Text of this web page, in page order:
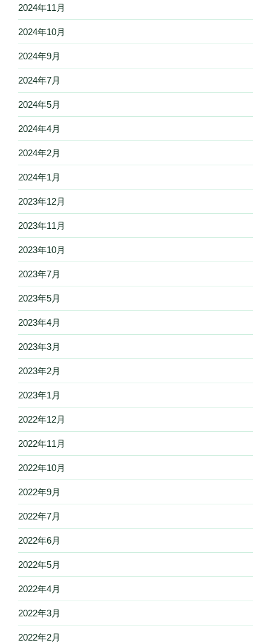
2024年11月
2024年10月
2024年9月
2024年7月
2024年5月
2024年4月
2024年2月
2024年1月
2023年12月
2023年11月
2023年10月
2023年7月
2023年5月
2023年4月
2023年3月
2023年2月
2023年1月
2022年12月
2022年11月
2022年10月
2022年9月
2022年7月
2022年6月
2022年5月
2022年4月
2022年3月
2022年2月